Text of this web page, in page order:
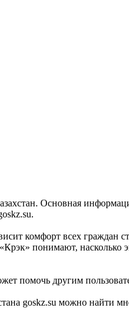
Основная
комфорт всех граждан
понимают, насколько
помочь другим
goskz.su можно найти